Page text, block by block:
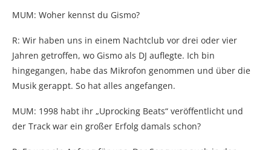
MUM: Woher kennst du Gismo?
R: Wir haben uns in einem Nachtclub vor drei oder vier
Jahren getroffen, wo Gismo als DJ auflegte. Ich bin
hingegangen, habe das Mikrofon genommen und über die
Musik gerappt. So hat alles angefangen.
MUM: 1998 habt ihr „Uprocking Beats“ veröffentlicht und
der Track war ein großer Erfolg damals schon?